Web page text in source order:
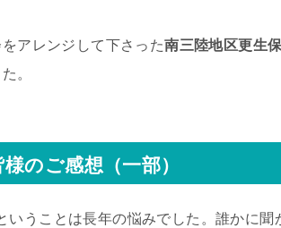
アレンジして下さった南三陸地区更生
。
のご感想（一部）
いうことは長年の悩みでした。誰かに